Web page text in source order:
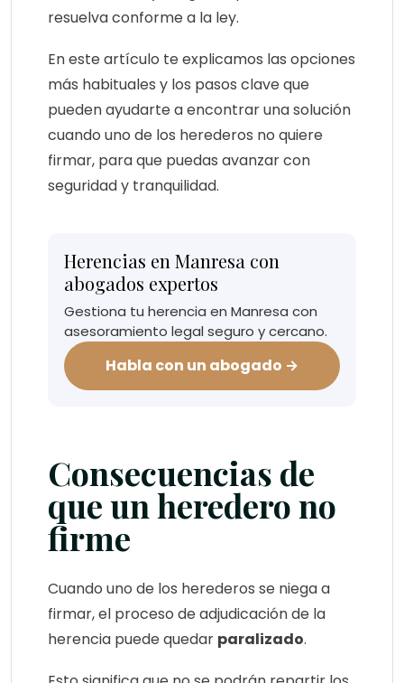
resuelva conforme a la ley.
En este artículo te explicamos las opciones
más habituales y los pasos clave que
pueden ayudarte a encontrar una solución
cuando uno de los herederos no quiere
firmar, para que puedas avanzar con
seguridad y tranquilidad.
Herencias en Manresa con
abogados expertos
Gestiona tu herencia en Manresa con
asesoramiento legal seguro y cercano.
Habla con un abogado →
Consecuencias de
que un heredero no
firme
Cuando uno de los herederos se niega a
firmar, el proceso de adjudicación de la
herencia puede quedar paralizado.